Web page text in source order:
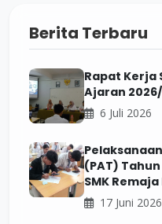
Berita Terbaru
Rapat Kerja
Ajaran
6 Juli 2026
(PAT)
SMK
17 Juni 2026